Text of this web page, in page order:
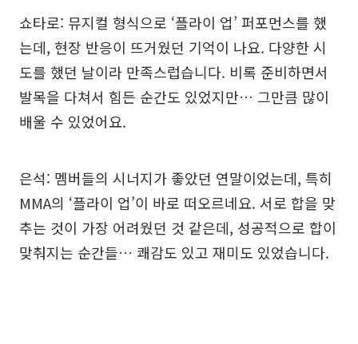
쇼타로: 뮤지컬 형식으로 ‘플라이 업’ 퍼포먼스를 했
는데, 현장 반응이 뜨거웠던 기억이 나요. 다양한 시
도를 했던 날이라 만족스럽습니다. 비록 준비하면서
발목을 다쳐서 힘든 순간도 있었지만… 그만큼 많이
배울 수 있었어요.
은석: 멤버들의 시너지가 좋았던 연말이었는데, 특히
MMA의 ‘플라이 업’이 바로 떠오르네요. 서로 합을 맞
추는 것이 가장 어려웠던 것 같은데, 성공적으로 합이
맞춰지는 순간들… 쾌감도 있고 재미도 있었습니다.